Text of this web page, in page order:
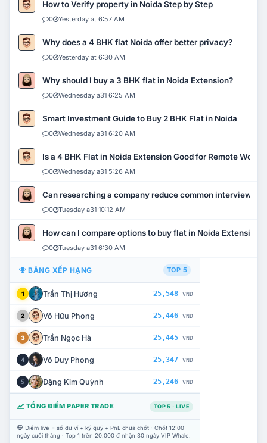
How to Verify property in Noida Step by Step
0 Yesterday at 6:57 AM
Why does a 4 BHK flat Noida offer better privacy?
0 Yesterday at 6:30 AM
Why should I buy a 3 BHK flat in Noida Extension?
0 Wednesday a31 6:25 AM
Smart Investment Guide to Buy 2 BHK Flat in Noida
0 Wednesday a31 6:20 AM
Is a 4 BHK Flat in Noida Extension Good for Remote Work?
0 Wednesday a31 5:26 AM
Can researching a company reduce common interview
0 Tuesday a31 10:12 AM
How can I compare options to buy flat in Noida Extension?
0 Tuesday a31 6:30 AM
BẢNG XẾP HẠNG TOP 5
1 Trần Thị Hương 25,548 VNĐ
2 Võ Hữu Phong 25,446 VNĐ
3 Trần Ngọc Hà 25,445 VNĐ
4 Võ Duy Phong 25,347 VNĐ
5 Đặng Kim Quỳnh 25,246 VNĐ
TỔNG ĐIỂM PAPER TRADE TOP 5 · LIVE
Điểm live = số dư ví + ký quỹ + PnL chưa chốt · Chốt 12:00
ngày cuối tháng · Top 1 trên 20.000 đ nhận 30 ngày VIP Whale.